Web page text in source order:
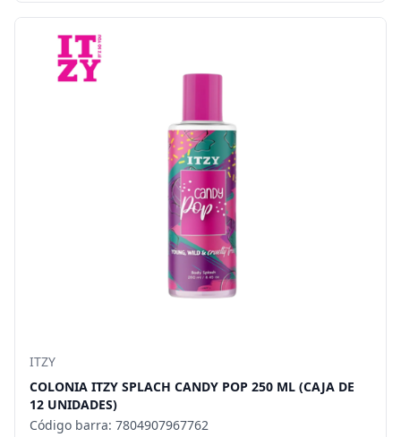
ITZY
COLONIA ITZY SPLACH CANDY POP 250 ML (CAJA DE
12 UNIDADES)
Código barra: 7804907967762